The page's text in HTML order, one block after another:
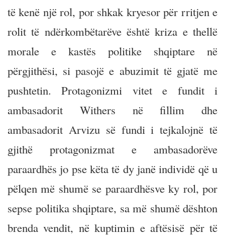
të kenë një rol, por shkak kryesor për rritjen e
rolit të ndërkombëtarëve është kriza e thellë
morale e kastës politike shqiptare në
përgjithësi, si pasojë e abuzimit të gjatë me
pushtetin. Protagonizmi vitet e fundit i
ambasadorit Withers në fillim dhe
ambasadorit Arvizu së fundi i tejkalojnë të
gjithë protagonizmat e ambasadorëve
paraardhës jo pse këta të dy janë individë që u
pëlqen më shumë se paraardhësve ky rol, por
sepse politika shqiptare, sa më shumë dështon
brenda vendit, në kuptimin e aftësisë për të